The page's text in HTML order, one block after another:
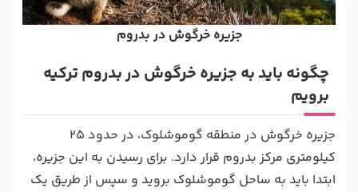
جزیره خرگوش در بدروم
چگونه باید به جزیره خرگوش در بدروم ترکیه
برویم
جزیره خرگوش در منطقه‌ گوموشلوک، در حدود 25
کیلومتری مرکز بدروم قرار دارد. برای رسیدن به این جزیره،
ابتدا باید به ساحل گوموشلوک بروید و سپس از طریق یک